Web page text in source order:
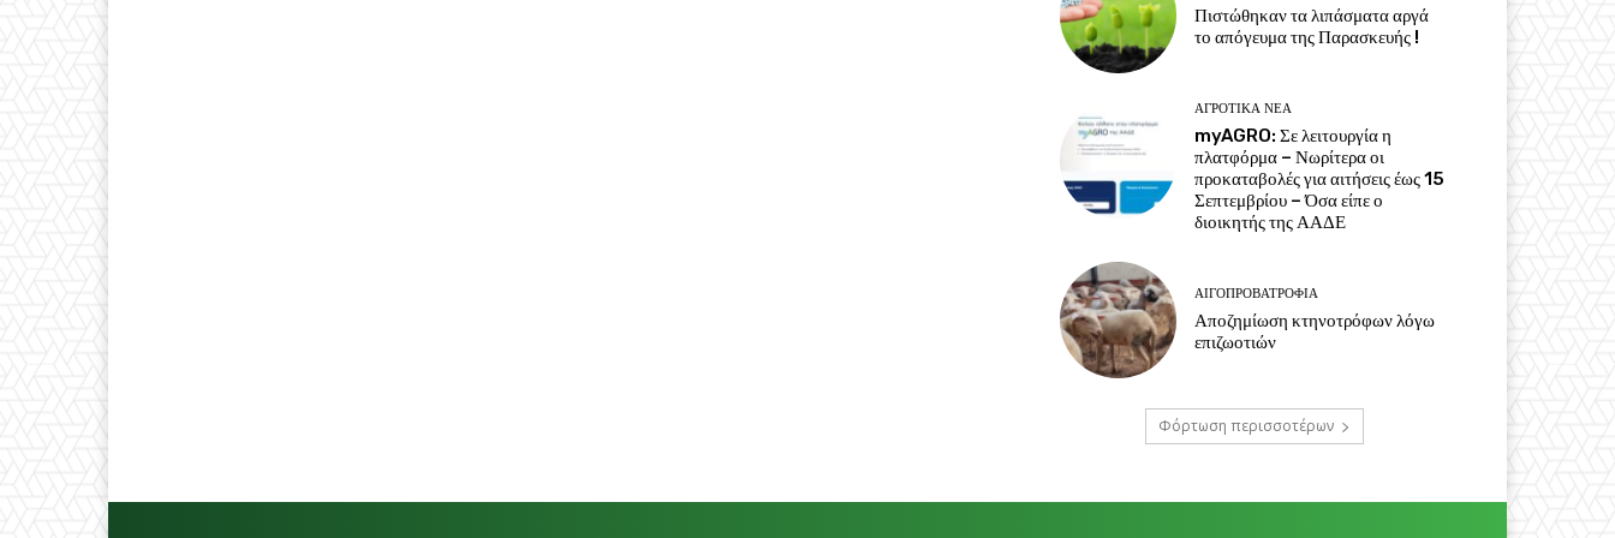
Πιστώθηκαν τα λιπάσματα αργά
το απόγευμα της Παρασκευής !
ΑΓΡΟΤΙΚΆ ΝΈΑ
myAGRO: Σε λειτουργία η
πλατφόρμα – Νωρίτερα οι
προκαταβολές για αιτήσεις έως 15
Σεπτεμβρίου – Όσα είπε ο
διοικητής της ΑΑΔΕ
ΑΙΓΟΠΡΟΒΑΤΡΟΦΊΑ
Αποζημίωση κτηνοτρόφων λόγω
επιζωοτιών
Φόρτωση περισσοτέρων